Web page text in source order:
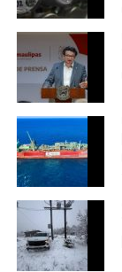
generando la
como la
transformación
Dentro del
materia
Nacional de
Instituto
quienes
LitioMx,
Apenas el 10
estatuto